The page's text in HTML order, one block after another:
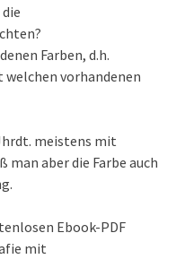
Farben, d.h.
vorhandenen
meistens mit
aber die Farbe auch
Ebook-PDF
mit